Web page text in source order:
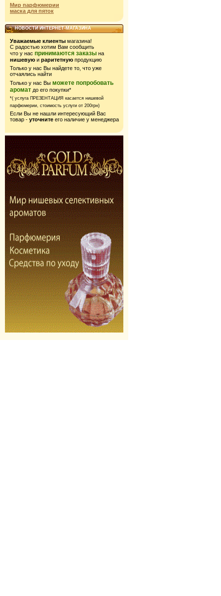
Мир парфюмерии
маска для пяток
НОВОСТИ ИНТЕРНЕТ-МАГАЗИНА
Уважаемые клиенты магазина!
С радостью хотим Вам сообщить
что у нас принимаются заказы на
нишевую и раритетную продукцию
Только у нас Вы найдете то, что уже
отчаялись найти
Только у нас Вы можете попробовать
аромат до его покупки*
*( услуга ПРЕЗЕНТАЦИЯ касается нишевой
парфюмерии, стоимость услуги от 200грн)
Если Вы не нашли интересующий Вас
товар - уточните его наличие у менеджера